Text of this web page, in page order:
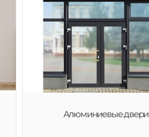
Алюминиевые двери